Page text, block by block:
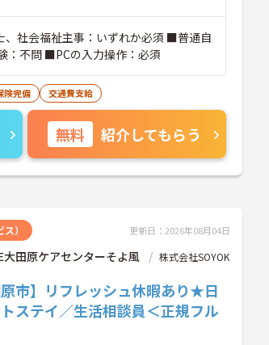
社会福祉主事：いずれか必須 ■普通自
：不問 ■PCの入力操作：必須
険完備 交通費支給
無料 紹介してもらう
） 更新日：2026年08月04日
大田原ケアセンターそよ風
株式会社SOYOK
原市】リフレッシュ休暇あり★日
ステイ／生活相談員＜正規フル